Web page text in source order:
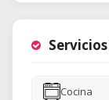
Cocina